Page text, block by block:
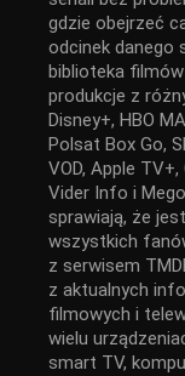
gdzie obejrzeć
odcinek danego
biblioteka
produkcje z
Disney+, HBO
Polsat Box Go,
VOD, Apple
Vider Info i
sprawiają, że
wszystkich
z serwisem
z aktualnych
filmowych i
wielu
smart TV,